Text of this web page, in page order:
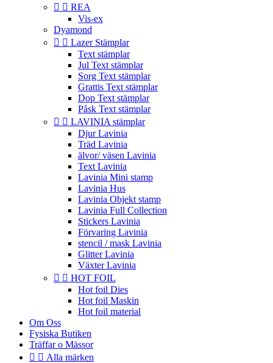
  REA
Vis-ex
Dyamond
  Lazer Stämplar
Text stämplar
Jul Text stämplar
Sorg Text stämplar
Grattis Text stämplar
Dop Text stämplar
Påsk Text stämplar
  LAVINIA stämplar
Djur Lavinia
Träd Lavinia
älvor/ väsen Lavinia
Text Lavinia
Lavinia Mini stamp
Lavinia Hus
Lavinia Objekt stamp
Lavinia Full Collection
Stickers Lavinia
Förvaring Lavinia
stencil / mask Lavinia
Glitter Lavinia
Växter Lavinia
  HOT FOIL
Hot foil Dies
Hot foil Maskin
Hot foil material
Om Oss
Fysiska Butiken
Träffar o Mässor
  Alla märken